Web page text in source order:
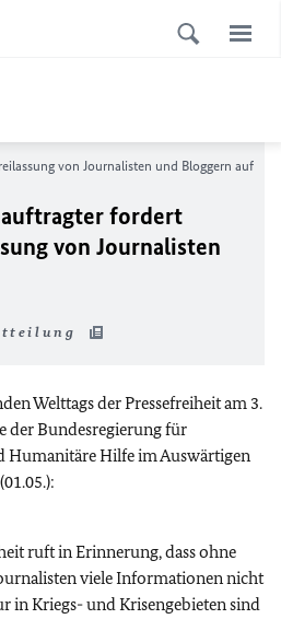
von Journalisten und Bloggern auf
fordert
von Journalisten
Welttags der Pressefreiheit am 3.
der Bundesregierung für
Humanitäre Hilfe im Auswärtigen
ruft in Erinnerung, dass ohne
viele Informationen nicht
in Kriegs- und Krisengebieten sind